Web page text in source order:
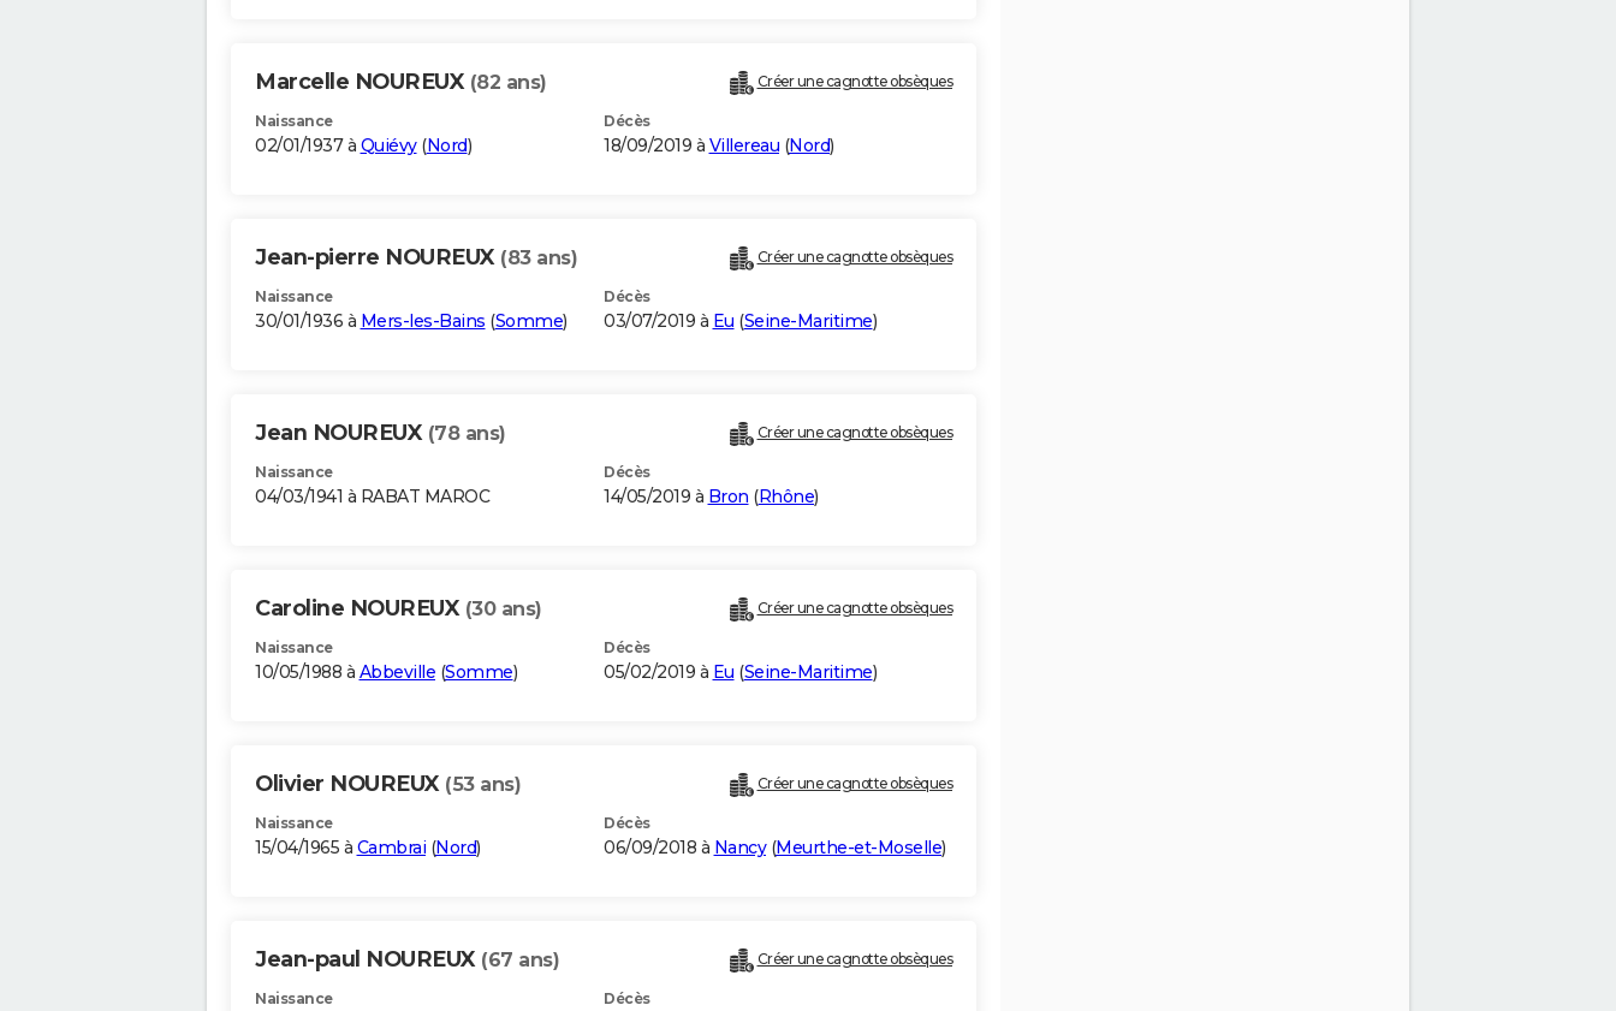
Marcelle NOUREUX (82 ans) Créer une cagnotte obsèques
Naissance
02/01/1937 à Quiévy(Nord)
Décès
18/09/2019 à Villereau (Nord)
Jean-pierre NOUREUX (83 ans) Créer une cagnotte obsèques
Naissance
30/01/1936 à Mers-les-Bains (Somme)
Décès
03/07/2019 à Eu (Seine-Maritime)
Jean NOUREUX (78 ans) Créer une cagnotte obsèques
Naissance
04/03/1941 à RABAT MAROC
Décès
14/05/2019 à Bron (Rhône)
Caroline NOUREUX (30 ans) Créer une cagnotte obsèques
Naissance
10/05/1988 à Abbeville (Somme)
Décès
05/02/2019 à Eu (Seine-Maritime)
Olivier NOUREUX (53 ans) Créer une cagnotte obsèques
Naissance
15/04/1965 à Cambrai (Nord)
Décès
06/09/2018 à Nancy(Meurthe-et-Moselle)
Jean-paul NOUREUX (67 ans) Créer une cagnotte obsèques
Naissance Décès